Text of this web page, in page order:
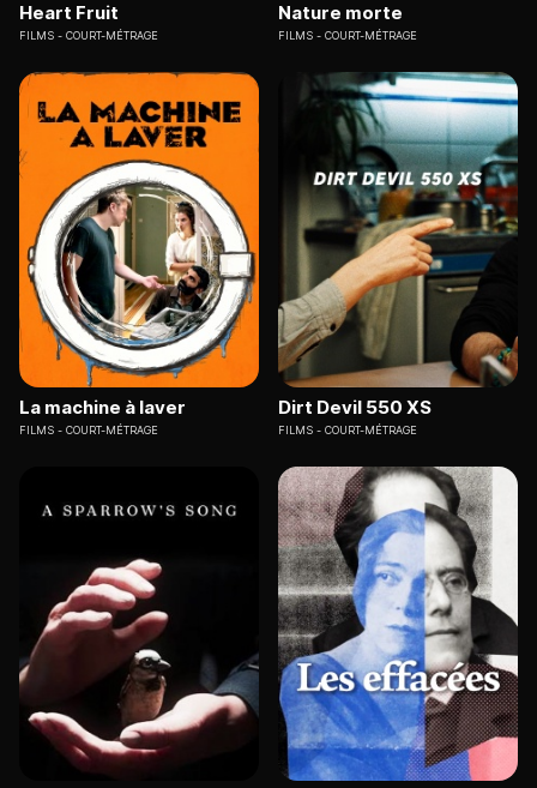
Heart Fruit
FILMS COURT-MÉTRAGE
Nature morte
FILMS COURT-MÉTRAGE
La machine à laver
FILMS COURT-MÉTRAGE
Dirt Devil 550 XS
FILMS COURT-MÉTRAGE